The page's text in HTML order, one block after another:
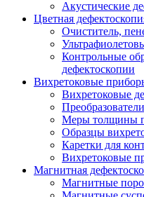
Акустические
Цветная
Очиститель,
Контрольные
дефектоскопии
Вихретоковые
Вихретоковые
Меры толщины
Образцы
Каретки для
Вихретоковые
Магнитная
Магнитные